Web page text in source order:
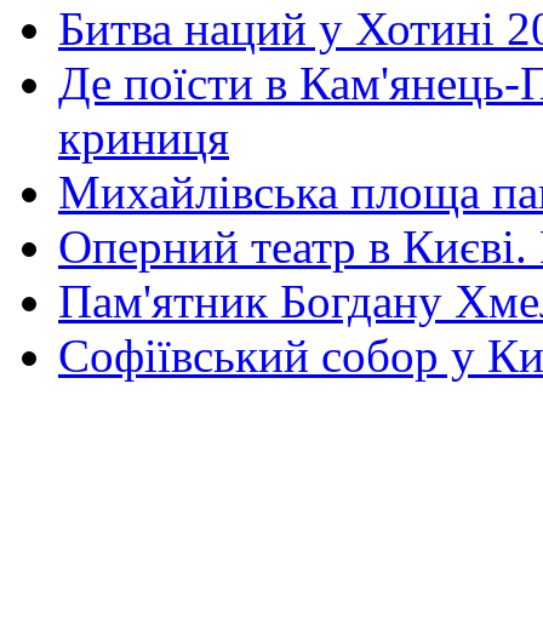
Битва наций у Хотині
Де поїсти в Кам'янець-
криниця
Михайлівська площа
Оперний театр в
Пам'ятник Богдану
Софіївський собор у